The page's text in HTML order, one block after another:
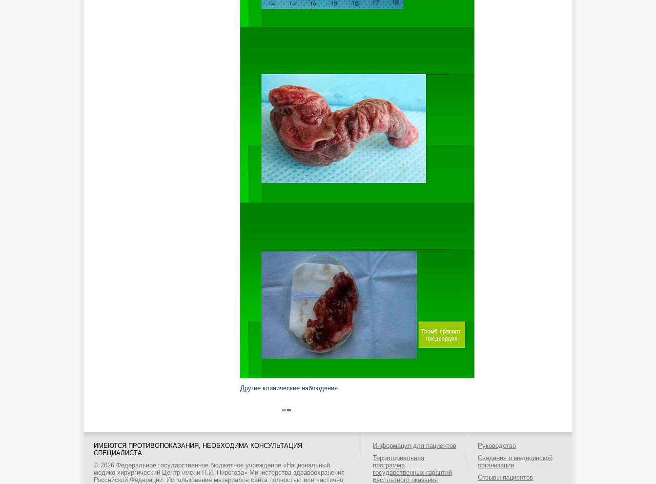
Другие клинические наблюдения
ИМЕЮТСЯ ПРОТИВОПОКАЗАНИЯ, НЕОБХОДИМА КОНСУЛЬТАЦИЯ
СПЕЦИАЛИСТА.
© 2026 Федеральное государственное бюджетное учреждение «Национальный
медико-хирургический Центр имени Н.И. Пирогова» Министерства здравоохранения
Российской Федерации. Использование материалов сайта полностью или частично
Информация для пациентов
Территориальная
программа
государственных гарантий
бесплатного оказания
Руководство
Сведения о медицинской
организации
Отзывы пациентов